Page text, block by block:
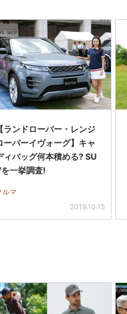
【ランドローバー・レンジ
ーバーイヴォーグ】キャ
ィバッグ何本積める? SU
一挙調査!
ルマ
2019.10.15